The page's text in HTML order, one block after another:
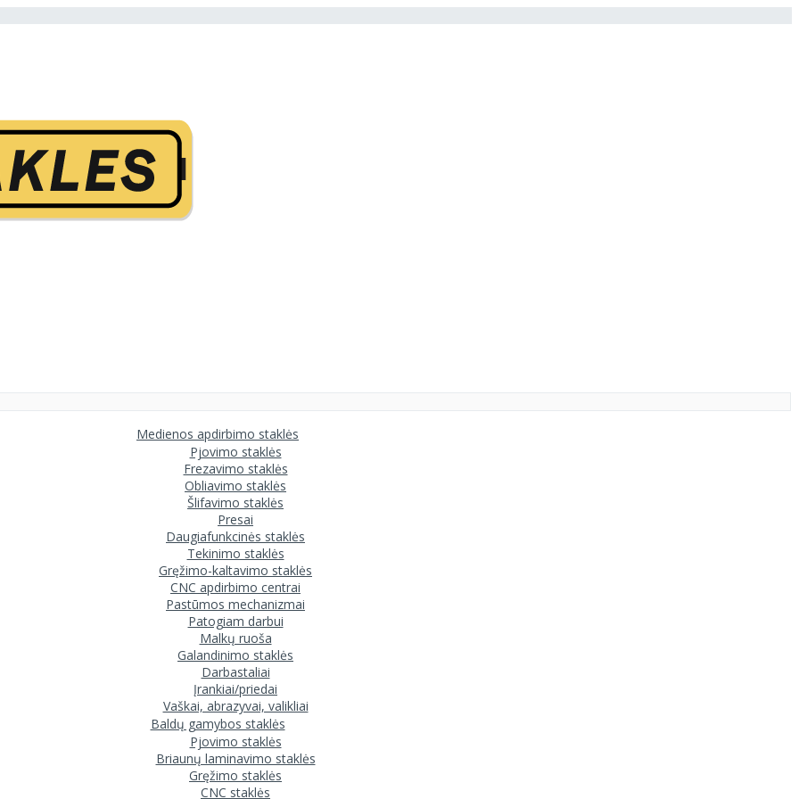
Medienos apdirbimo staklės
Pjovimo staklės
Frezavimo staklės
Obliavimo staklės
Šlifavimo staklės
Presai
Daugiafunkcinės staklės
Tekinimo staklės
Gręžimo-kaltavimo staklės
CNC apdirbimo centrai
Pastūmos mechanizmai
Patogiam darbui
Malkų ruoša
Galandinimo staklės
Darbastaliai
Įrankiai/priedai
Vaškai, abrazyvai, valikliai
Baldų gamybos staklės
Pjovimo staklės
Briaunų laminavimo staklės
Gręžimo staklės
CNC staklės